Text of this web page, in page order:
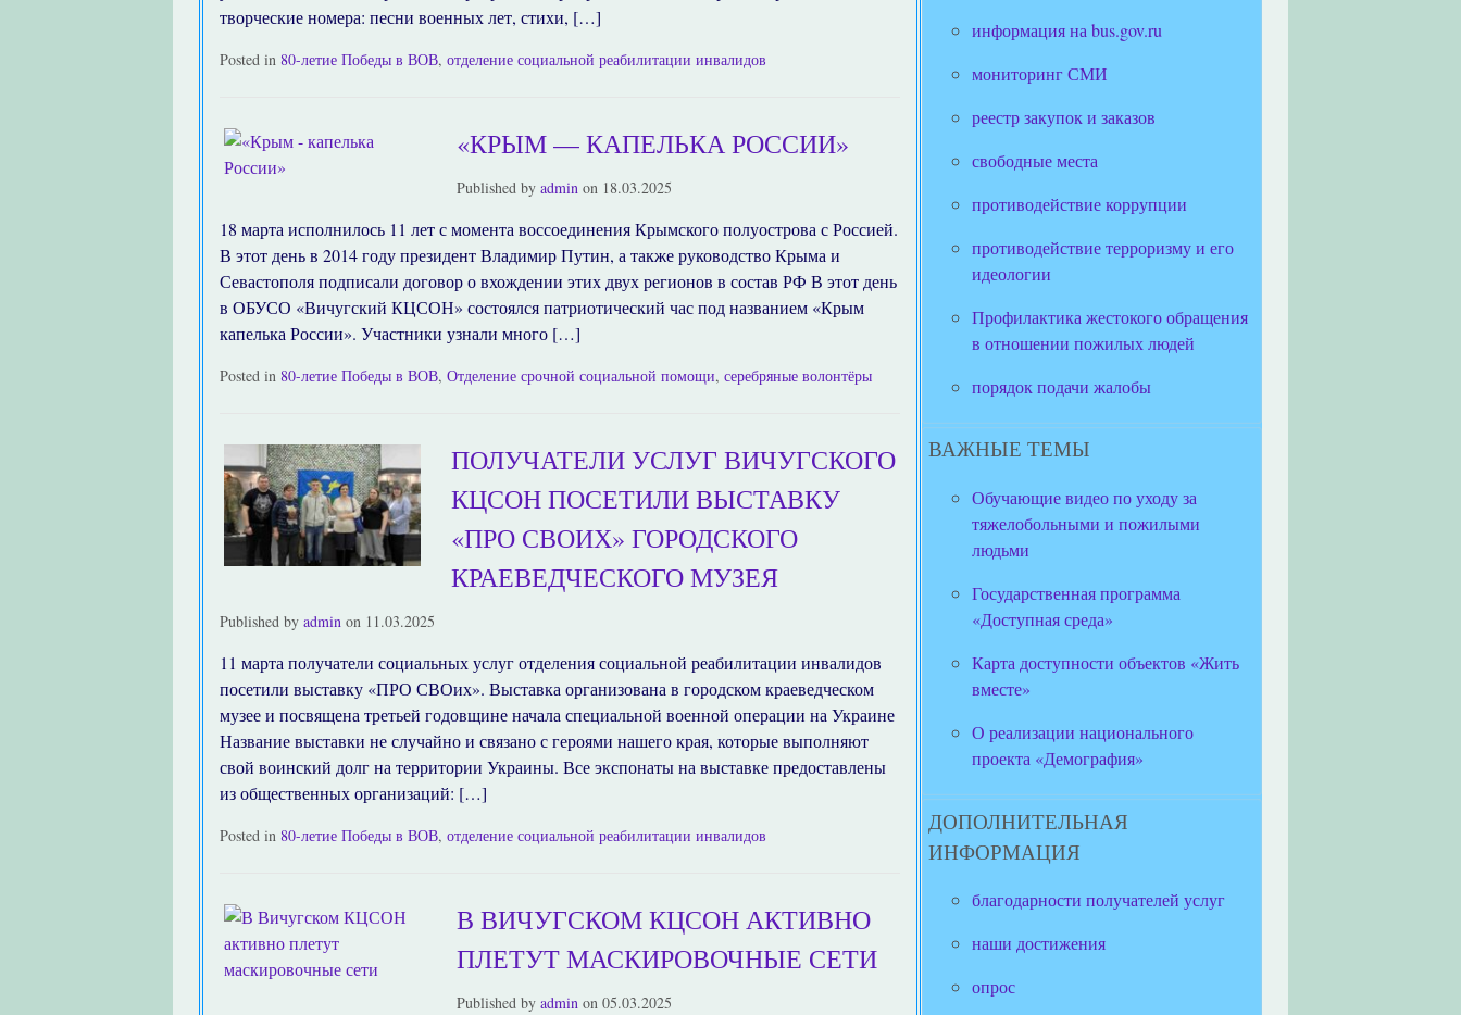
творческие номера: песни военных лет, стихи, […]
Posted in 80-летие Победы в ВОВ, отделение социальной реабилитации инвалидов
«КРЫМ — КАПЕЛЬКА РОССИИ»
Published by adminon 18.03.2025
18 марта исполнилось 11 лет с момента воссоединения Крымского полуострова с Россией.
В этот день в 2014 году президент Владимир Путин, а также руководство Крыма и
Севастополя подписали договор о вхождении этих двух регионов в состав РФ В этот день
в ОБУСО «Вичугский КЦСОН» состоялся патриотический час под названием «Крым
капелька России». Участники узнали много […]
Posted in 80-летие Победы в ВОВ, Отделение срочной социальной помощи, серебряные волонтёры
ПОЛУЧАТЕЛИ УСЛУГ ВИЧУГСКОГО
КЦСОН ПОСЕТИЛИ ВЫСТАВКУ
«ПРО СВОИХ» ГОРОДСКОГО
КРАЕВЕДЧЕСКОГО МУЗЕЯ
Published by adminon 11.03.2025
11 марта получатели социальных услуг отделения социальной реабилитации инвалидов
посетили выставку «ПРО СВОих». Выставка организована в городском краеведческом
музее и посвящена третьей годовщине начала специальной военной операции на Украине
Название выставки не случайно и связано с героями нашего края, которые выполняют
свой воинский долг на территории Украины. Все экспонаты на выставке предоставлены
из общественных организаций: […]
Posted in 80-летие Победы в ВОВ, отделение социальной реабилитации инвалидов
В ВИЧУГСКОМ КЦСОН АКТИВНО
ПЛЕТУТ МАСКИРОВОЧНЫЕ СЕТИ
Published by adminon 05.03.2025
информация на bus.gov.ru
мониторинг СМИ
реестр закупок и заказов
свободные места
противодействие коррупции
противодействие терроризму и его
идеологии
Профилактика жестокого обращения
в отношении пожилых людей
порядок подачи жалобы
ВАЖНЫЕ ТЕМЫ
Обучающие видео по уходу за
тяжелобольными и пожилыми
людьми
Государственная программа
«Доступная среда»
Карта доступности объектов «Жить
вместе»
О реализации национального
проекта «Демография»
ДОПОЛНИТЕЛЬНАЯ
ИНФОРМАЦИЯ
благодарности получателей услуг
наши достижения
опрос